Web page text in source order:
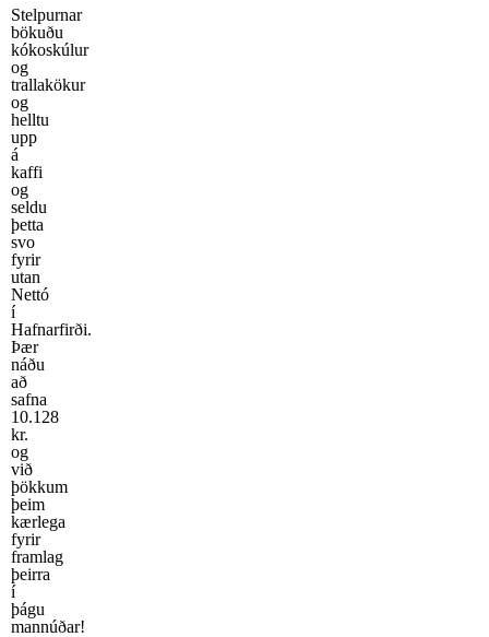
Stelpurnar
bökuðu
kókoskúlur
og
trallakökur
og
helltu
upp
á
kaffi
og
seldu
þetta
svo
fyrir
utan
Nettó
í
Hafnarfirði.
Þær
náðu
að
safna
10.128
kr.
og
við
þökkum
þeim
kærlega
fyrir
framlag
þeirra
í
þágu
mannúðar!